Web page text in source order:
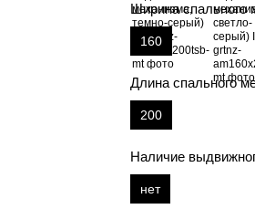
Ширина спального
160
Длина спального
200
Наличие
нет